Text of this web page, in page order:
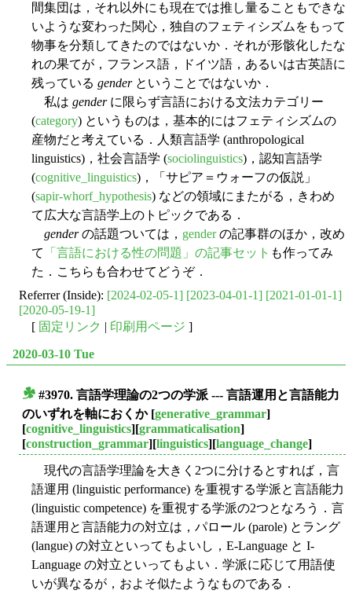
間集団は，それ以外にも現在では推し量ることもできな
いような変わった関心，独自のフェティシズムをもって
物事を分類してきたのではないか．それが形骸化したな
れの果てが，フランス語，ドイツ語，あるいは古英語に
残っている genderということではないか．
私は genderに限らず言語における文法カテゴリー
(category) というものは，基本的にはフェティシズムの
産物だと考えている．人類言語学 (anthropological
linguistics)，社会言語学 (sociolinguistics)，認知言語学
(cognitive_linguistics)，「サピア＝ウォーフの仮説」
(sapir-whorf_hypothesis) などの領域にまたがる，きわめ
て広大な言語学上のトピックである．
genderの話題ついては， genderの記事群のほか，改め
て
「言語における性の問題」の記事セット も作ってみ
た．こちらも合わせてどうぞ．
Referrer (Inside): [2024-02-05-1] [2023-04-01-1] [2021-01-01-1]
[2020-05-19-1]
[ 固定リンク | 印刷用ページ ]
2020-03-10 Tue
#3970. 言語学理論の2つの学派 --- 言語運用と言語能力
のいずれを軸におくか[generative_grammar]
[cognitive_linguistics][grammaticalisation]
[construction_grammar][linguistics][language_change]
現代の言語学理論を大きく2つに分けるとすれば，言
語運用 (linguistic performance) を重視する学派と言語能力
(linguistic competence) を重視する学派の2つとなろう．言
語運用と言語能力の対立は，パロール (parole) とラング
(langue) の対立といってもよいし，E-Language と I-
Language の対立といってもよい．学派に応じて用語使
いが異なるが，およそ似たようなものである．